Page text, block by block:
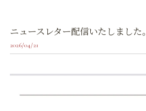
ニュースレター配信いたしました。
2026/04/21